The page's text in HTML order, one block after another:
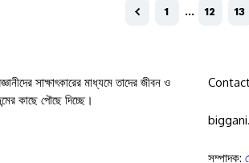
1 … 12 13
সাক্ষাৎকারের মাধ্যমে তাদের জীবন ও
কাছে পৌছে দিচ্ছে।
সম্পাদক: